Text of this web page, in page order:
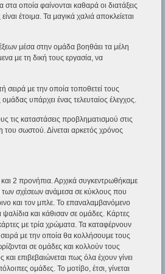
οποία φαίνονται καθαρά οι διατάξεις
έτοιμα. Τα μαγικά χαλιά αποκλείεται
μέσα στην ομάδα βοηθάει τα μέλη
με τη δική τους εργασία, να
σειρά με την οποία τοποθετεί τους
υπάρχει ένας τελευταίος έλεγχος.
τις καταστάσεις προβληματισμού στις
σωστού. Δίνεται αρκετός χρόνος
2 προνήπια. Αρχικά συγκεντρωθήκαμε
σχέσεων ανάμεσα σε κύκλους που
και τον μπλε. Το επαναλαμβανόμενο
και κάθισαν σε ομάδες. Κάρτες
με τρία χρώματα. Τα καταφέρνουν
με την οποία θα κολλήσουμε τους
σε ομάδες και κολλούν τους
επιβεβαιώνεται πως όλα έχουν γίνει
ομάδες. Το μοτίβο, έτσι, γίνεται